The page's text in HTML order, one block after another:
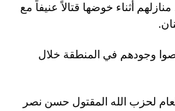
أثناء خوضها قتالاً عنيفاً مع
وجودهم في المنطقة خلال
لحزب الله المقتول حسن نصر